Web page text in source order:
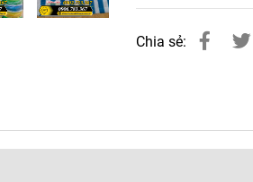
Chia sẻ: